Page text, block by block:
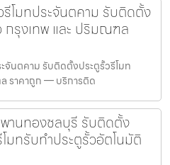
โมทประจันตคาม รับติดตั้ง
กรุงเทพ และ ปริมณฑล
จันตคาม รับติดตั้งประตูรั้วรีโมท
ราคาถูก — บริการติด
านทองชลบุรี รับติดตั้ง
มทรับทำประตูรั้วอัตโนมัติ